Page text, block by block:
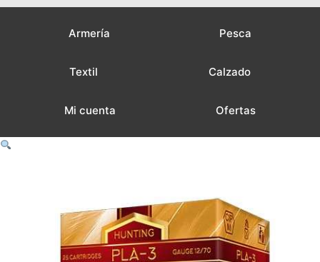
Armería Pesca
Textil Calzado
Mi cuenta Ofertas